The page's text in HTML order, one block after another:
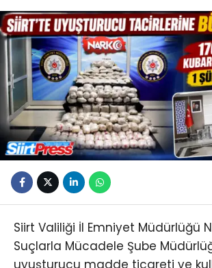
Siirt Valiliği İl Emniyet Müdürlüğü
Suçlarla Mücadele Şube